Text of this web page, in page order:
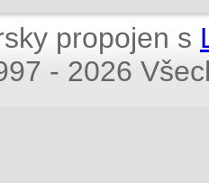
propojen s
- 2026